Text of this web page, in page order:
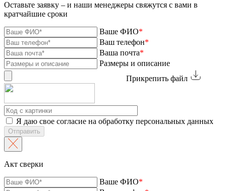
Оставьте заявку – и наши менеджеры свяжутся с вами в
кратчайшие сроки
Ваше ФИО*
Ваш телефон*
Ваша почта*
Размеры и описание
Прикрепить файл
Я даю свое согласие на обработку персональных данных
Отправить
Акт сверки
Ваше ФИО*